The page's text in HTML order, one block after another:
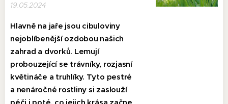
19.05.2024
Hlavně na jaře jsou cibuloviny
nejoblíbenější ozdobou našich
zahrad a dvorků. Lemují
probouzející se trávníky, rozjasní
květináče a truhlíky. Tyto pestré
a nenáročné rostliny si zaslouží